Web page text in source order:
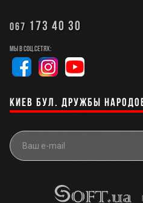
067 173 40 30
Мы в соц.сетях:
Киев бул. Дружбы